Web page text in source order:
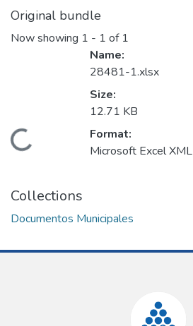
Original bundle
Now showing 1 - 1 of 1
Loading...
Name:
28481-1.xlsx
Size:
12.71 KB
Format:
Microsoft Excel XML
Collections
Documentos Municipales